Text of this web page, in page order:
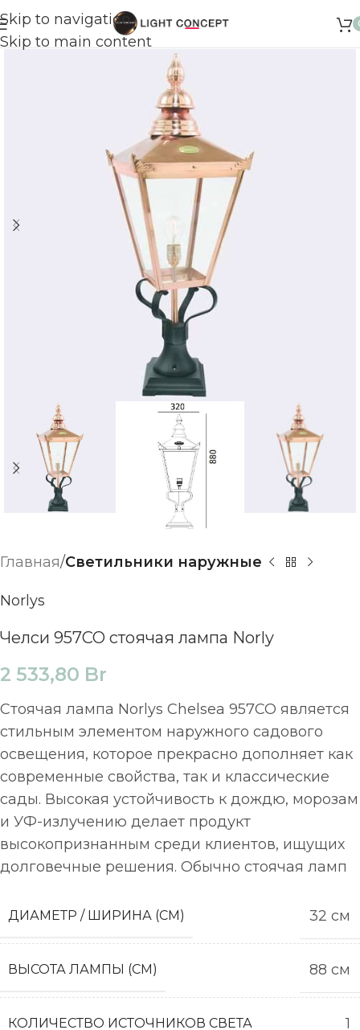
Skip to navigation
Skip to main content
Главная Светильники наружные
Norlys
Челси 957CO стоячая лампа Norly
2 533,80 Br
Стоячая лампа Norlys Chelsea 957CO является
стильным элементом наружного садового
освещения, которое прекрасно дополняет как
современные свойства, так и классические
сады. Высокая устойчивость к дождю, морозам
и УФ-излучению делает продукт
высокопризнанным среди клиентов, ищущих
долговечные решения. Обычно стоячая ламп
ДИАМЕТР / ШИРИНА (СМ) 32 см
ВЫСОТА ЛАМПЫ (СМ) 88 см
КОЛИЧЕСТВО ИСТОЧНИКОВ СВЕТА 1